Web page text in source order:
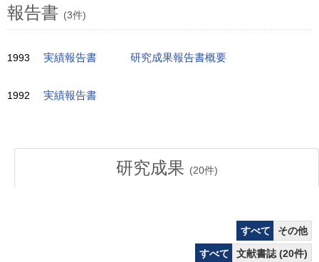
報告書 (3件)
1993 実績報告書 研究成果報告書概要
1992 実績報告書
研究成果 (20件)
すべて
その他
すべて
文献書誌 (20件)